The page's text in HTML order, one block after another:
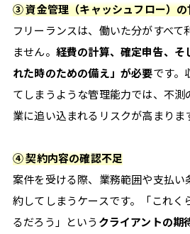
し
く
働
く、
そ
ヒ
ン
ト
③ 資金管理（キャッシュフロー）の
フリーランスは、働いた分がすべて
ません。 経費の計算、確定申告、そ
れた時のための備え」が必要です。
てしまうような管理能力では、不
業に追い込まれるリスクが高まりま
④ 契約内容の確認不足
案件を受ける際、業務範囲や支払
約してしまうケースです。「これく
るだろう」という クライアントの期